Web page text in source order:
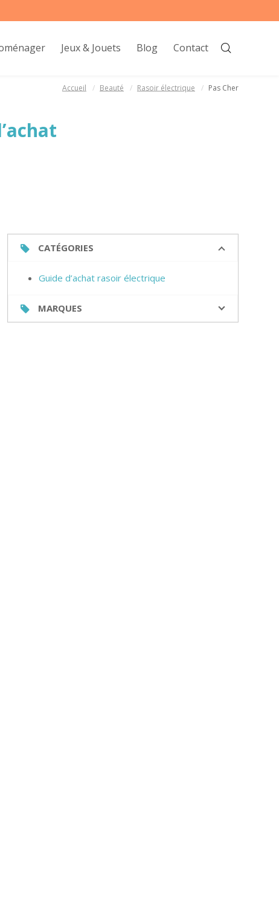
Jeux & Jouets Blog Contact
Accueil Beauté Rasoir électrique Pas Cher
CATÉGORIES
Guide d’achat rasoir électrique
MARQUES